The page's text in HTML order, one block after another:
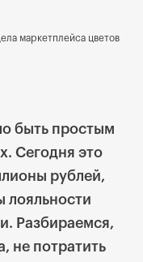
маркетплейса цветов
быть простым
Сегодня это
рублей,
лояльности
Разбираемся,
не потратить